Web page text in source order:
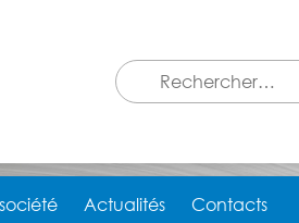
Actualités Contacts